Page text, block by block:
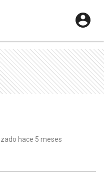
hace 5 meses